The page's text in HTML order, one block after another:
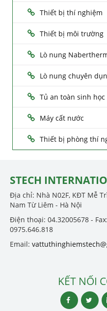
Thiết bị thí nghiệm
Thiết bị môi trường
Lò nung
Lò nung chuyên
Tủ an toàn sinh học
Máy cất nước
Thiết bị phòng thí
STECH
Địa chỉ: Nhà N02F, KĐT Mễ
Nam Từ Liêm - Hà Nội
Điện thoại: 04.32005678 -
0975.646.818
Email:
KẾT NỐI